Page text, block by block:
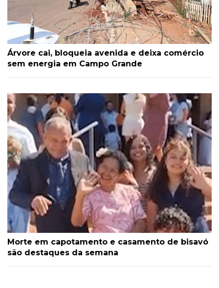
Árvore cai, bloqueia avenida e deixa comércio
sem energia em Campo Grande
Morte em capotamento e casamento de bisavó
são destaques da semana